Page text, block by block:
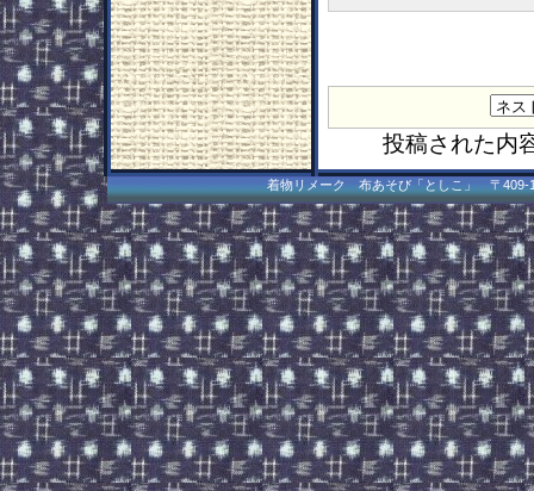
投稿された内
着物リメーク 布あそび「としこ」 〒409-